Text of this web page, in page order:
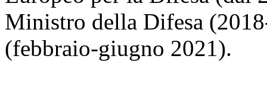
Ministro della Difesa
(febbraio-giugno 2021).